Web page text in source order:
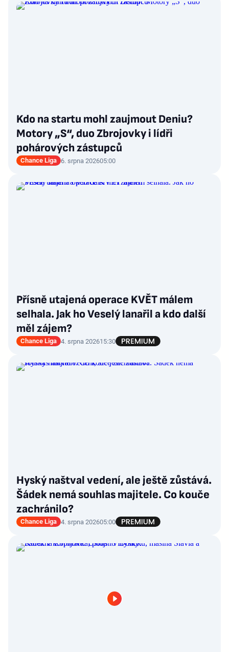
Kdo na startu mohl zaujmout Deniu?
Motory „S“, duo Zbrojovky i lídři
pohárových zástupců
Chance Liga 6. srpna 202605:00
Přísně utajená operace KVĚT málem
selhala. Jak ho Veselý lanařil a kdo další
měl zájem?
Chance Liga 4. srpna 202615:30
Hyský naštval vedení, ale ještě zůstává.
Šádek nemá souhlas majitele. Co kouče
zachránilo?
Chance Liga 4. srpna 202605:00